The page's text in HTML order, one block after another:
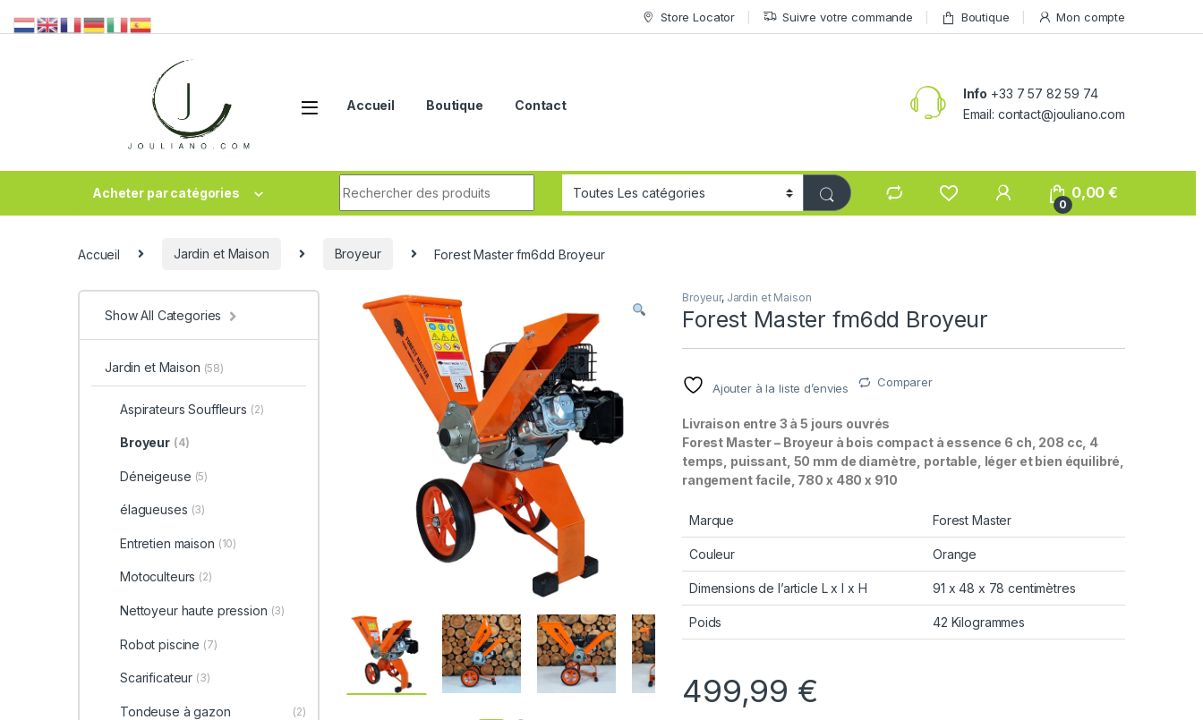
Store Locator Suivre votre commande Boutique Mon compte
Accueil Boutique Contact
Info +33 7 57 82 59 74
Email: contact@jouliano.com
Acheter par catégories
0
0,00€
Accueil Jardin et Maison Broyeur Forest Master fm6dd Broyeur
Broyeur, Jardin et Maison
Forest Master fm6dd Broyeur
Ajouter à la liste d’envies Comparer
Livraison entre 3 à 5 jours ouvrés
Forest Master – Broyeur à bois compact à essence 6 ch, 208 cc, 4
temps, puissant, 50 mm de diamètre, portable, léger et bien équilibré,
rangement facile, 780 x 480 x 910
Marque Forest Master
Couleur Orange
Dimensions de l’article L x l x H 91 x 48 x 78 centimètres
Poids 42 Kilogrammes
499,99 €
Show All Categories
Jardin et Maison (58)
Aspirateurs Souffleurs (2)
Broyeur (4)
Déneigeuse (5)
élagueuses (3)
Entretien maison (10)
Motoculteurs (2)
Nettoyeur haute pression (3)
Robot piscine (7)
Scarificateur (3)
Tondeuse à gazon
(2)